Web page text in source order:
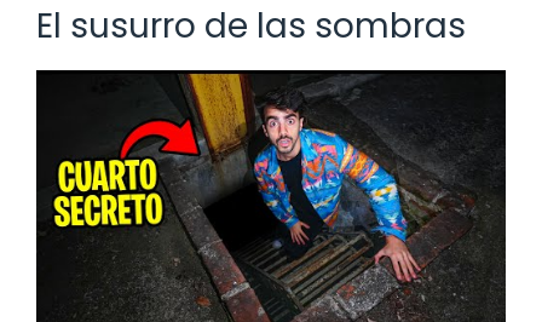
El susurro de las sombras